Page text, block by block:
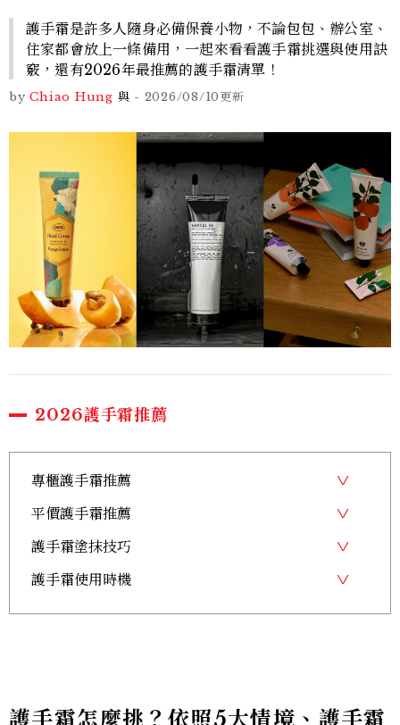
護手霜是許多人隨身必備保養小物，不論包包、辦公室、
住家都會放上一條備用，一起來看看護手霜挑選與使用訣
竅，還有2026年最推薦的護手霜清單！
by Chiao Hung 與 - 2026/08/10更新
2026護手霜推薦
專櫃護手霜推薦
平價護手霜推薦
護手霜塗抹技巧
護手霜使用時機
護手霜怎麼挑？依照5大情境、護手霜